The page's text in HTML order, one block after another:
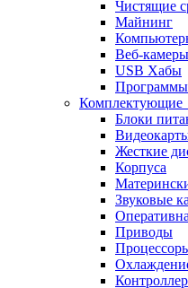
Чистящие
Майнинг
Веб-камеры
USB Хабы
Программы
Комплектующие
Блоки
Жесткие
Корпуса
Звуковые
Приводы